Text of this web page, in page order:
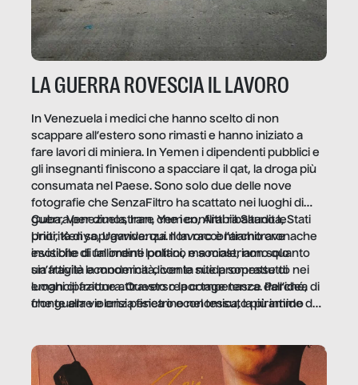
LA GUERRA ROVESCIA IL LAVORO
In Venezuela i medici che hanno scelto di non
scappare all’estero sono rimasti e hanno iniziato a
fare lavori di miniera. In Yemen i dipendenti pubblici e
gli insegnanti finiscono a spacciare il qat, la droga più
consumata nel Paese. Sono solo due delle nove
fotografie che SenzaFiltro ha scattato nei luoghi di
guerra per dimostrare che i conflitti ribaltano le
priorità di sopravvivenza. Il lavoro è l’architrave
invisibile di un ordine politico e sociale, non solo
un’attività economica: diventa nitida soprattutto nei
luoghi di frattura. Questo reportage nasce dall’idea
che guerre e crisi penetrino nel tessuto più intimo
Cuba, Venezuela, Iran, Yemen, Arabia Saudita, Stati
Uniti, Kenya, Uganda: qui non raccontiamo cronache
esotiche di fallimenti lontani, ma mostriamo quanto
sia fragile la modernità, con le sue promesse di
emancipazione attraverso la competenza. Perché, di
fronte alla violenza fisica o economica, la piramide del